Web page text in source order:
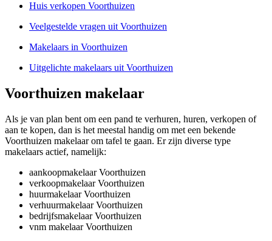
Huis verkopen Voorthuizen
Veelgestelde vragen uit Voorthuizen
Makelaars in Voorthuizen
Uitgelichte makelaars uit Voorthuizen
Voorthuizen makelaar
Als je van plan bent om een pand te verhuren, huren, verkopen of
aan te kopen, dan is het meestal handig om met een bekende
Voorthuizen makelaar om tafel te gaan. Er zijn diverse type
makelaars actief, namelijk:
aankoopmakelaar Voorthuizen
verkoopmakelaar Voorthuizen
huurmakelaar Voorthuizen
verhuurmakelaar Voorthuizen
bedrijfsmakelaar Voorthuizen
vnm makelaar Voorthuizen